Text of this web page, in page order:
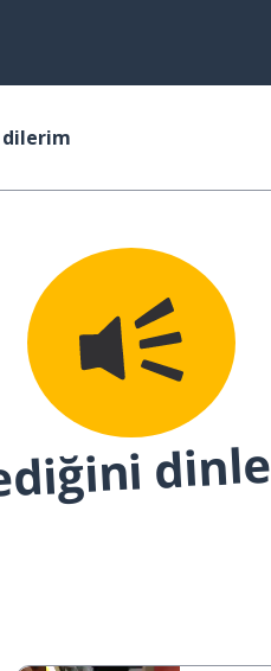
dilerim
dinle